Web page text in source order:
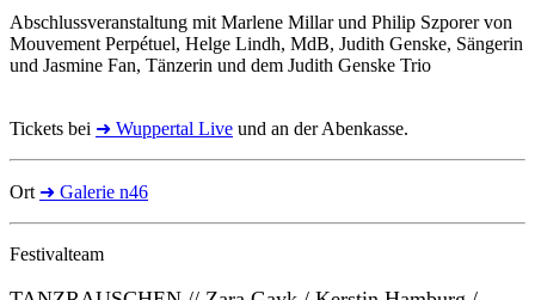
Abschlussveranstaltung mit Marlene Millar und Philip Szporer von
Mouvement Perpétuel, Helge Lindh, MdB, Judith Genske, Sängerin
und Jasmine Fan, Tänzerin und dem Judith Genske Trio
Tickets bei ➜ Wuppertal Live und an der Abenkasse.
Ort ➜ Galerie n46
Festivalteam